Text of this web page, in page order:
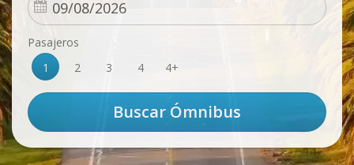
Pasajeros
1
2 3 4 4+